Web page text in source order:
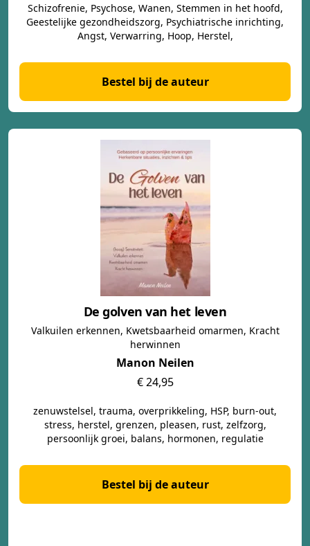
Schizofrenie, Psychose, Wanen, Stemmen in het hoofd,
Geestelijke gezondheidszorg, Psychiatrische inrichting,
Angst, Verwarring, Hoop, Herstel,
Bestel bij de auteur
De golven van het leven
Valkuilen erkennen, Kwetsbaarheid omarmen, Kracht
herwinnen
Manon Neilen
€ 24,95
zenuwstelsel, trauma, overprikkeling, HSP, burn-out,
stress, herstel, grenzen, pleasen, rust, zelfzorg,
persoonlijk groei, balans, hormonen, regulatie
Bestel bij de auteur